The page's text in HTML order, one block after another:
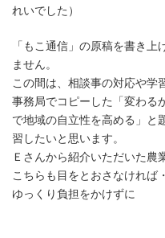
れいでした）
「もこ通信」の原稿を書き
ません。
この間は、相談事の対応や学
事務局でコピーした「変わる
で地域の自立性を高める」と
習したいと思います。
Ｅさんから紹介いただいた農
こちらも目をとおさなければ
ゆっくり負担をかけずに